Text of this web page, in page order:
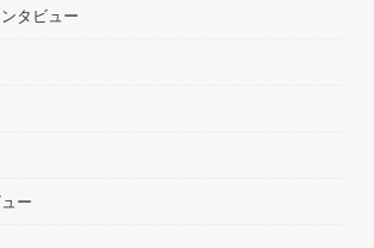
タビュー
ー